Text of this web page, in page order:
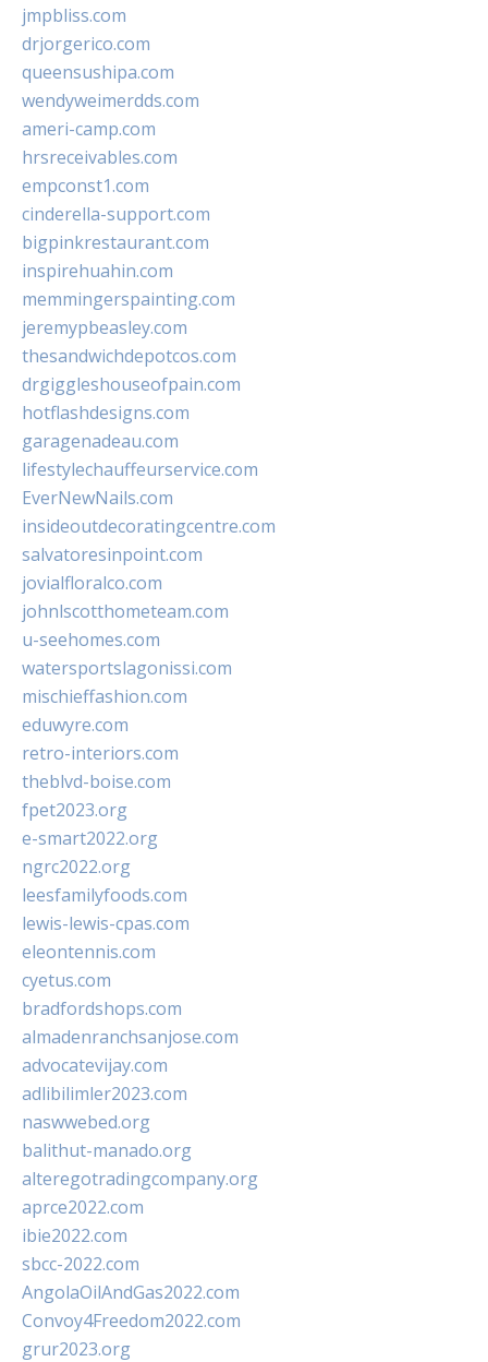
jmpbliss.com
drjorgerico.com
queensushipa.com
wendyweimerdds.com
ameri-camp.com
hrsreceivables.com
empconst1.com
cinderella-support.com
bigpinkrestaurant.com
inspirehuahin.com
memmingerspainting.com
jeremypbeasley.com
thesandwichdepotcos.com
drgiggleshouseofpain.com
hotflashdesigns.com
garagenadeau.com
lifestylechauffeurservice.com
EverNewNails.com
insideoutdecoratingcentre.com
salvatoresinpoint.com
jovialfloralco.com
johnlscotthometeam.com
u-seehomes.com
watersportslagonissi.com
mischieffashion.com
eduwyre.com
retro-interiors.com
theblvd-boise.com
fpet2023.org
e-smart2022.org
ngrc2022.org
leesfamilyfoods.com
lewis-lewis-cpas.com
eleontennis.com
cyetus.com
bradfordshops.com
almadenranchsanjose.com
advocatevijay.com
adlibilimler2023.com
naswwebed.org
balithut-manado.org
alteregotradingcompany.org
aprce2022.com
ibie2022.com
sbcc-2022.com
AngolaOilAndGas2022.com
Convoy4Freedom2022.com
grur2023.org